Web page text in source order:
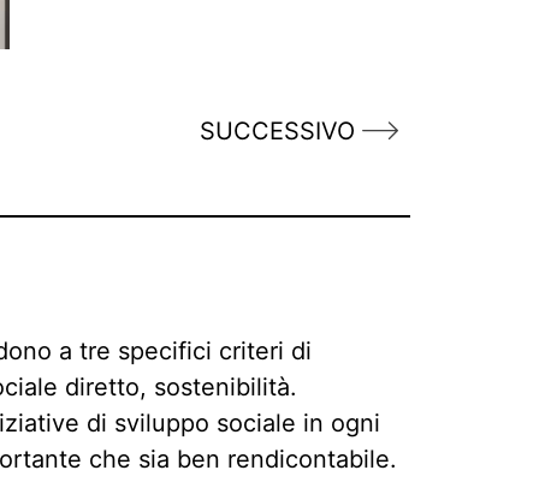
SUCCESSIVO
a tre specifici criteri di
diretto, sostenibilità.
di sviluppo sociale in ogni
che sia ben rendicontabile.